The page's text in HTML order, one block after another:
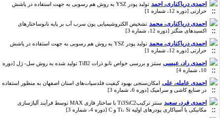
احمدی دریاکناری، احمد
تولید پودر YSZ به روش هم رسوبی به جهت استفاده در پاشش
حرارتی [دوره 12، شماره 1]
احمدی دریاکناری، محمد تشخیص الکتروشیمیایی یون سرب آب بر پایه نانوساختارهای
اکسیدهای منگنز [دوره 12، شماره 3]
احمدی دریاکناری، محمد
تولید پودر YSZ به روش هم رسوبی به جهت استفاده در پاشش
حرارتی [دوره 12، شماره 1]
احمدی راد، عیسی
سنتز و بررسی خواص نانو ذرات TiB2 تولید شده به روش سل- ژل [دوره
10، شماره 4]
احمدی عامله، علی امکان‌سنجی بهبود کیفیت فلدسپات‌های استان اصفهان به منظور استفاده
در صنایع کاشی و سرامیک [دوره 6، شماره 3]
احمدی فرد، سعید
سنتز ترکیبTi3SiC2 با ساختار فازی MAX توسط فرآیند آلیاژسازی
مکانیکی با آسیا‌کاری پودرهای اولیه Ti، Si و C [دوره 4، شماره 3]